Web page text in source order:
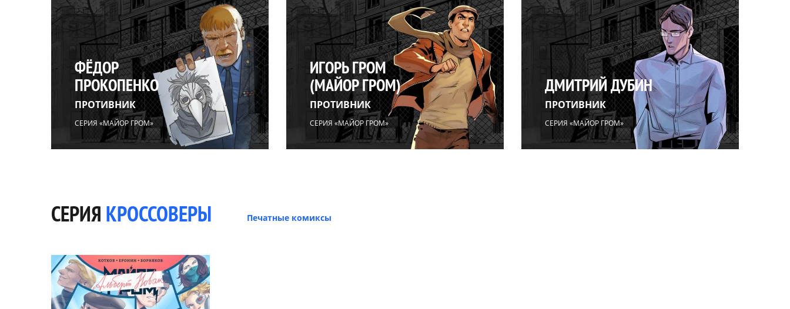
ФЁДОР
ПРОКОПЕНКО
ПРОТИВНИК
СЕРИЯ «МАЙОР ГРОМ»
ИГОРЬ ГРОМ
(МАЙОР ГРОМ)
ПРОТИВНИК
СЕРИЯ «МАЙОР ГРОМ»
ДМИТРИЙ ДУБИН
ПРОТИВНИК
СЕРИЯ «МАЙОР ГРОМ»
СЕРИЯ КРОССОВЕРЫ Печатные комиксы